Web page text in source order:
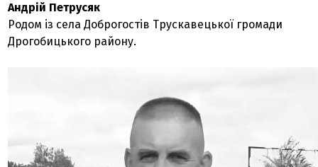
Андрій Петрусяк
Родом із села Доброгостів Трускавецької громади
Дрогобицького району.